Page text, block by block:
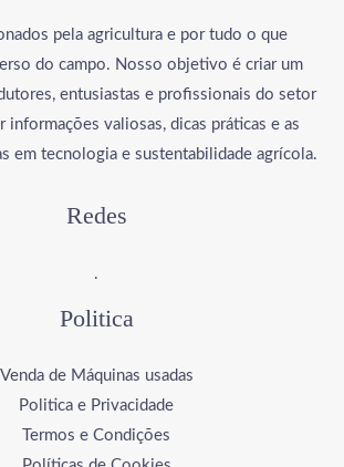
pela agricultura e por tudo o que
do campo. Nosso objetivo é criar um
entusiastas e profissionais do setor
informações valiosas, dicas práticas e as
em tecnologia e sustentabilidade agrícola.
Redes
.
Politica
Venda de Máquinas usadas
Politica e Privacidade
Termos e Condições